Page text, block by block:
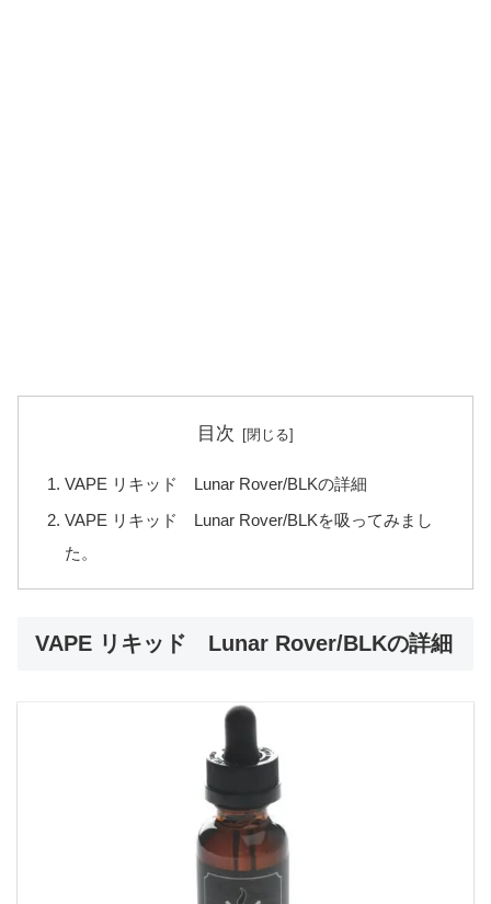
目次
VAPE リキッド Lunar Rover/BLKの詳細
VAPE リキッド Lunar Rover/BLKを吸ってみまし
た。
VAPE リキッド Lunar Rover/BLKの詳細